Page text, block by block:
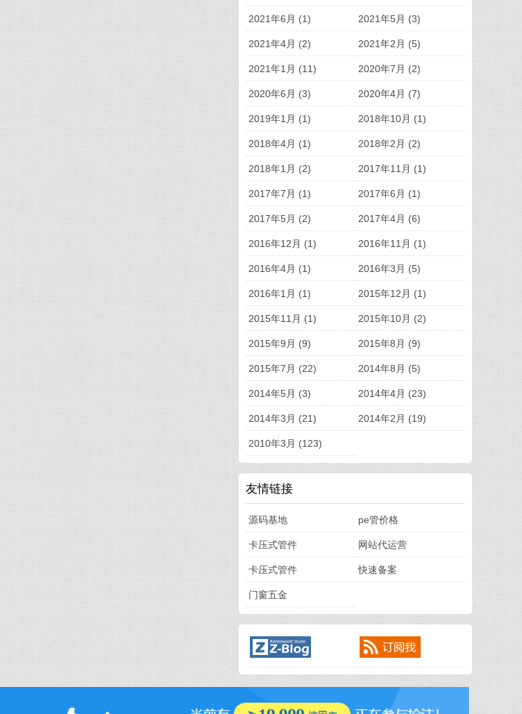
2021年6月 (1) 2021年5月 (3)
2021年4月 (2) 2021年2月 (5)
2021年1月 (11) 2020年7月 (2)
2020年6月 (3) 2020年4月 (7)
2019年1月 (1) 2018年10月 (1)
2018年4月 (1) 2018年2月 (2)
2018年1月 (2) 2017年11月 (1)
2017年7月 (1) 2017年6月 (1)
2017年5月 (2) 2017年4月 (6)
2016年12月 (1) 2016年11月 (1)
2016年4月 (1) 2016年3月 (5)
2016年1月 (1) 2015年12月 (1)
2015年11月 (1) 2015年10月 (2)
2015年9月 (9) 2015年8月 (9)
2015年7月 (22) 2014年8月 (5)
2014年5月 (3) 2014年4月 (23)
2014年3月 (21) 2014年2月 (19)
2010年3月 (123)
友情链接
源码基地 pe管价格
卡压式管件 网站代运营
卡压式管件 快速备案
门窗五金